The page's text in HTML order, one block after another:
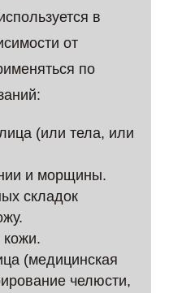
в
от
по
(или тела, или
и морщины.
складок
кожи.
(медицинская
челюсти,